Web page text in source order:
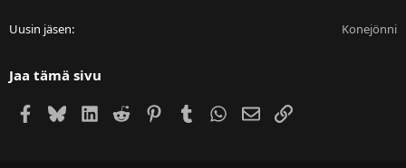
Uusin jäsen Konejönni
Jaa tämä sivu
Facebook
BlueskyLinkedIn
Reddit PinterestTumblr WhatsApp
Sähköposti
Linkki